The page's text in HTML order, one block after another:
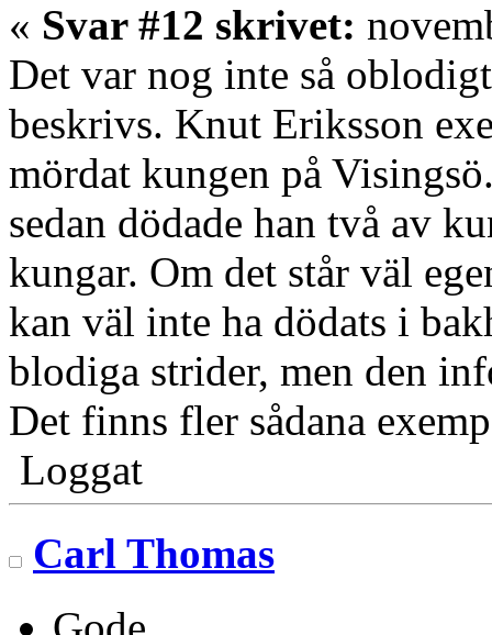
« Svar #12 skrivet:
Det var nog inte så
beskrivs. Knut Eriksson
mördat kungen på
sedan dödade han två av
kungar. Om det står väl
kan väl inte ha dödats i
blodiga strider, men den
Det finns fler sådana
Loggat
Carl Thomas